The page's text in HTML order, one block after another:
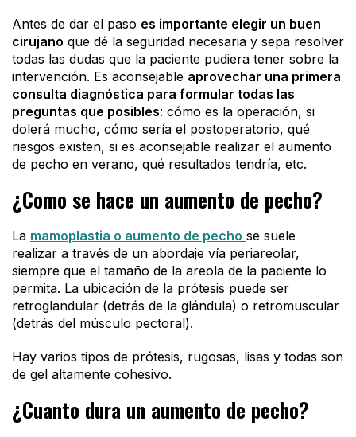
Antes de dar el paso es importante elegir un buen
cirujano que dé la seguridad necesaria y sepa resolver
todas las dudas que la paciente pudiera tener sobre la
intervención. Es aconsejable aprovechar una primera
consulta diagnóstica para formular todas las
preguntas que posibles: cómo es la operación, si
dolerá mucho, cómo sería el postoperatorio, qué
riesgos existen, si es aconsejable realizar el aumento
de pecho en verano, qué resultados tendría, etc.
¿Como se hace un aumento de pecho?
La mamoplastia o aumento de pecho se suele
realizar a través de un abordaje vía periareolar,
siempre que el tamaño de la areola de la paciente lo
permita. La ubicación de la prótesis puede ser
retroglandular (detrás de la glándula) o retromuscular
(detrás del músculo pectoral).
Hay varios tipos de prótesis, rugosas, lisas y todas son
de gel altamente cohesivo.
¿Cuanto dura un aumento de pecho?